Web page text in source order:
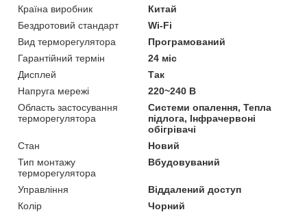
Країна виробник
Китай
Бездротовий стандарт
Wi-Fi
Вид терморегулятора
Програмований
Гарантійний термін
24 міс
Дисплей
Так
Напруга мережі
220~240 В
Область застосування
терморегулятора
Системи опалення, Тепла
підлога, Інфрачервоні
обігрівачі
Стан
Новий
Тип монтажу
терморегулятора
Вбудовуваний
Управління
Віддалений доступ
Колір
Чорний